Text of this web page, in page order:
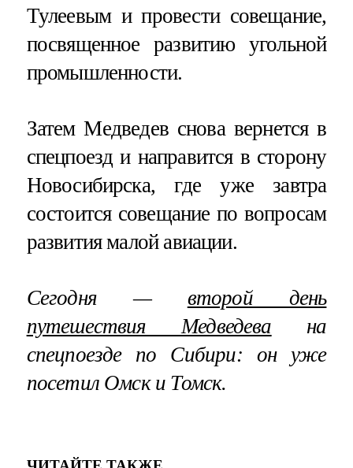
Тулеевым и провести совещание,
посвященное развитию угольной
промышленности.
Затем Медведев снова вернется в
спецпоезд и направится в сторону
Новосибирска, где уже завтра
состоится совещание по вопросам
развития малой авиации.
Сегодня — второй день
путешествия Медведева на
спецпоезде по Сибири: он уже
посетил Омск и Томск.